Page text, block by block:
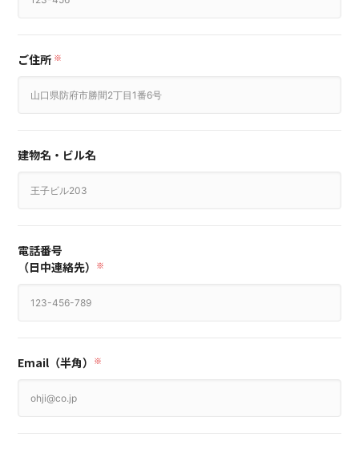
ご住所 ※
建物名・ビル名
電話番号
（日中連絡先）
※
Email（半角） ※